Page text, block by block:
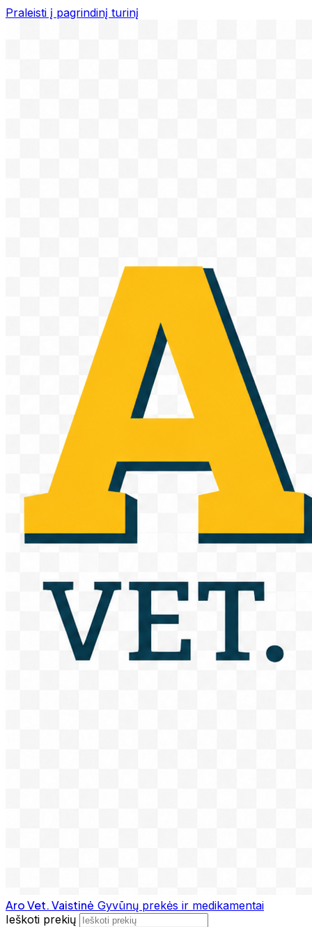
Praleisti į pagrindinį turinį
Aro Vet. Vaistinė Gyvūnų prekės ir medikamentai
Ieškoti prekių